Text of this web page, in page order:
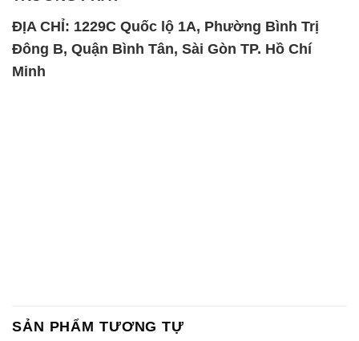
ĐỊA CHỈ: 1229C Quốc lộ 1A, Phường Bình Trị
Đông B, Quận Bình Tân, Sài Gòn TP. Hồ Chí
Minh
SẢN PHẨM TƯƠNG TỰ